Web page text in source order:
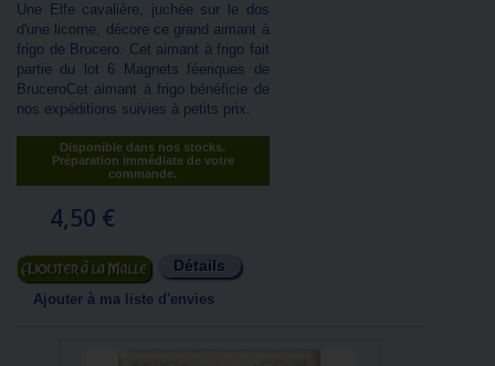
Une Elfe cavalière, juchée sur le dos
d'une licorne, décore ce grand aimant à
frigo de Brucero. Cet aimant à frigo fait
partie du lot 6 Magnets féeriques de
BruceroCet aimant à frigo bénéficie de
nos expéditions suivies à petits prix.
Disponible dans nos stocks.
Préparation immédiate de votre
commande.
4,50 €
Ajouter au panier Détails
Ajouter à ma liste d'envies